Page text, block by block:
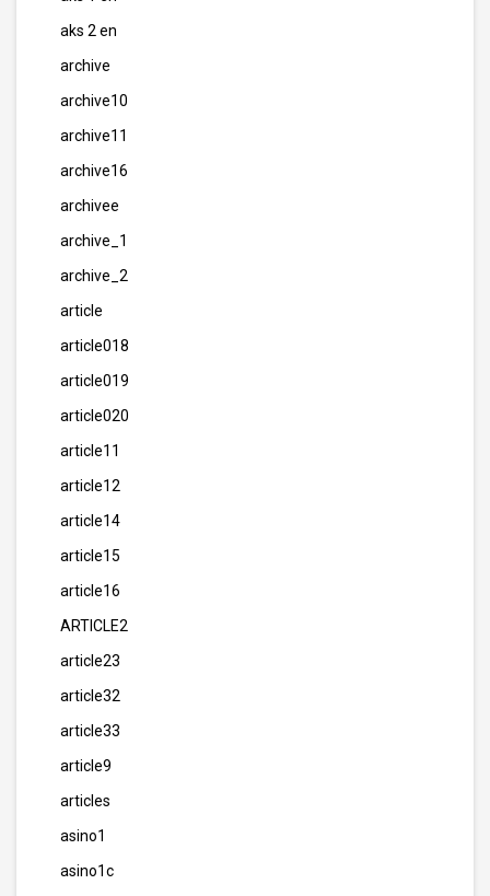
aks 2 en
archive
archive10
archive11
archive16
archivee
archive_1
archive_2
article
article018
article019
article020
article11
article12
article14
article15
article16
ARTICLE2
article23
article32
article33
article9
articles
asino1
asino1c